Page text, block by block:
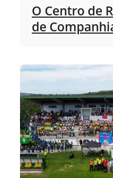
O Centro de
de
ano 2E